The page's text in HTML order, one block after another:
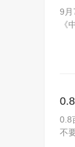
9月
《
0.8
不